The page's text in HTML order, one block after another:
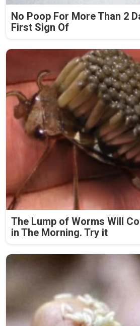
No Poop For More Than 2
First Sign Of
The Lump of Worms Will
in The Morning. Try it